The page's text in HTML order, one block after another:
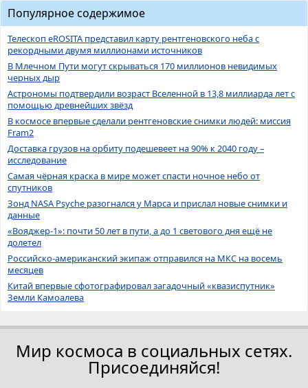
Популярное содержимое
Телескоп eROSITA представил карту рентгеновского неба с
рекордными двумя миллионами источников
В Млечном Пути могут скрываться 170 миллионов невидимых
черных дыр
Астрономы подтвердили возраст Вселенной в 13,8 миллиарда лет с
помощью древнейших звёзд
В космосе впервые сделали рентгеновские снимки людей: миссия
Fram2
Доставка грузов на орбиту подешевеет на 90% к 2040 году –
исследование
Самая чёрная краска в мире может спасти ночное небо от
спутников
Зонд NASA Psyche разогнался у Марса и прислал новые снимки и
данные
«Вояджер-1»: почти 50 лет в пути, а до 1 светового дня ещё не
долетел
Российско-американский экипаж отправился на МКС на восемь
месяцев
Китай впервые сфотографировал загадочный «квазиспутник»
Земли Камоалева
Мир космоса в социальных сетях.
Присоединяйся!